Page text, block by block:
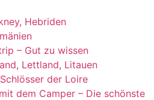
Hebriden
– Gut zu wissen
Lettland, Litauen
der Loire
dem Camper – Die schönste